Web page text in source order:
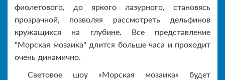
фиолетового, до яркого лазурного, становясь
прозрачной, позволяя рассмотреть дельфинов
кружащихся на глубине. Все представление
"Морская мозаика" длится больше часа и проходит
очень динамично.
Световое шоу «Морская мозаика» будет